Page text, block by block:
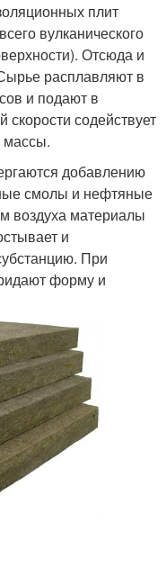
плит
вулканического
Отсюда и
расплавляют в
и подают в
содействует
массы.
добавлению
смолы и нефтяные
воздуха материалы
и
При
форму и